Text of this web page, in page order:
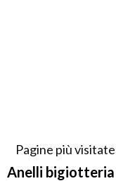
Pagine più
Anelli bigiotteria